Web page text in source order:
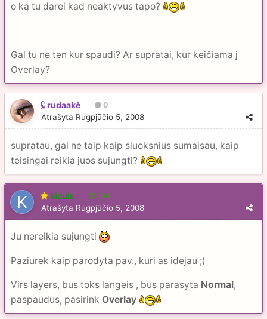
o ką tu darei kad neaktyvus tapo?
Gal tu ne ten kur spaudi? Ar supratai, kur keičiama į
Overlay?
rudaakė 0
Atrašyta Rugpjūčio 5, 2008
supratau, gal ne taip kaip sluoksnius sumaisau, kaip
teisingai reikia juos sujungti?
kicule 104
Atrašyta Rugpjūčio 5, 2008
Ju nereikia sujungti
Paziurek kaip parodyta pav., kuri as idejau ;)
Virs layers, bus toks langeis , bus parasyta Normal,
paspaudus, pasirink Overlay